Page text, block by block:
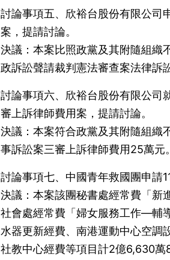
討論事項五、欣裕台股份有限公司
案，提請討論。
決議：本案比照政黨及其附隨組織
政訴訟聲請裁判憲法審查案法律訴
討論事項六、欣裕台股份有限公司
審上訴律師費用案，提請討論。
決議：本案符合政黨及其附隨組織
事訴訟案三審上訴律師費用25萬元。
討論事項七、中國青年救國團申請
決議：本案該團秘書處經常費「新
社會處經常費「婦女服務工作—輔
水器更新經費、南港運動中心空調
社教中心經費等項目計2億6,630